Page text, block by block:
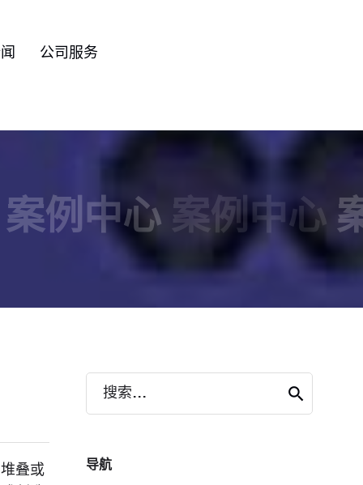
公司服务
案例中心 案例中心
叠或
搜索...
导航